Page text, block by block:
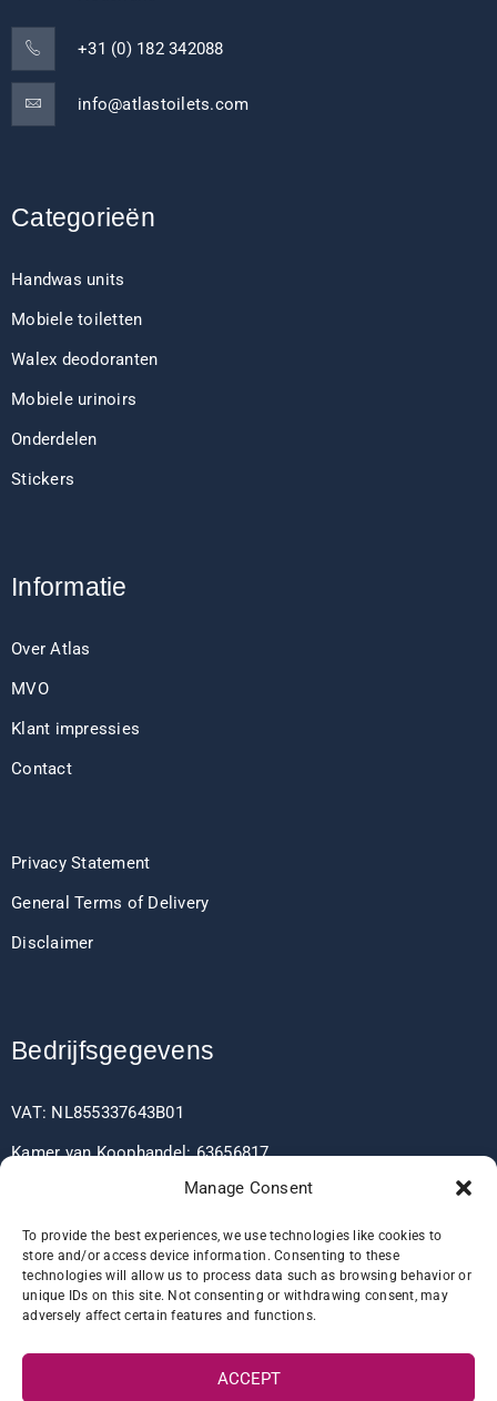
Manage Consent
To provide the best experiences, we use technologies like cookies to
store and/or access device information. Consenting to these
technologies will allow us to process data such as browsing behavior or
unique IDs on this site. Not consenting or withdrawing consent, may
adversely affect certain features and functions.
ACCEPT
+31 (0) 182 342088
info@atlastoilets.com
Categorieën
Handwas units
Mobiele toiletten
Walex deodoranten
Mobiele urinoirs
Onderdelen
Stickers
Informatie
Over Atlas
MVO
Klant impressies
Contact
Privacy Statement
General Terms of Delivery
Disclaimer
Bedrijfsgegevens
VAT: NL855337643B01
Kamer van Koophandel: 63656817
Bankgegevens